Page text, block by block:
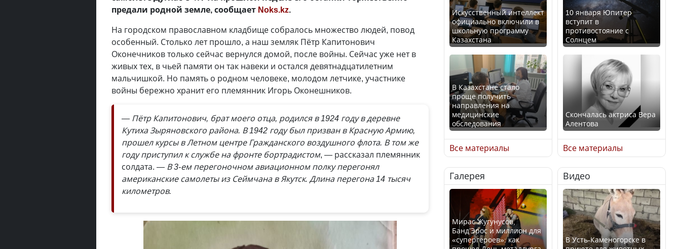
предали родной земле, сообщает Noks.kz.
На городском православном кладбище собралось множество людей, повод
особенный. Столько лет прошло, а наш земляк Пётр Капитонович
Оконечников только сейчас вернулся домой, после войны. Сейчас уже нет в
живых тех, в чьей памяти он так навеки и остался девятнадцатилетним
мальчишкой. Но память о родном человеке, молодом летчике, участнике
войны бережно хранит его племянник Игорь Оконешников.
— Пётр Капитонович, брат моего отца, родился в 1924 году в деревне
Кутиха Зыряновского района. В 1942 году был призван в Красную Армию,
прошел курсы в Летном центре Гражданского воздушного флота. В том же
году приступил к службе на фронте бортрадистом, — рассказал племянник
солдата. — В 3-ем перегоночном авиационном полку перегонял
американские самолеты из Сеймчана в Якутск. Длина перегона 14 тысяч
километров.
Искусственный интеллект
официально включили в
школьную программу
Казахстана
В Казахстане стало
проще получить
направления на
медицинские
обследования
Қазақстан Орталық Азия
елдері арасында әл-ауқат
индексінде көш бастады
Все материалы
10 января Юпитер
вступит в
противостояние с
Солнцем
Скончалась актриса Вера
Алентова
В РФ вынесен заочный
приговор по уголовному
делу об убийстве Игоря
Талькова
Все материалы
Галерея
Мирас Жугунусов,
Банд’Эрос и миллион для
«супергероев»: как
Видео
В Усть-Каменогорске в